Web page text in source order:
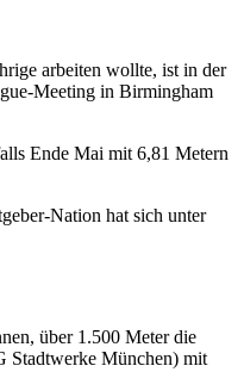
arbeiten wollte, ist in der
Meeting in Birmingham
Ende Mai mit 6,81 Metern
Nation hat sich unter
über 1.500 Meter die
Stadtwerke München) mit